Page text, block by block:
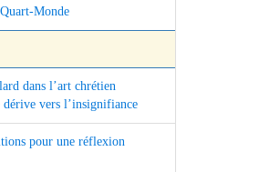
Monde
dans l’art chrétien
dérive vers l’insignifiance
pour une réflexion